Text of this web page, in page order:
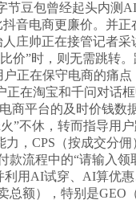
豆包曾经起头内
音电商更廉价。并
庄帅正在接管记者
”时，则无需跳转
正在保守电商的痛
在淘宝和千问对话
平台的及时价钱
不休，转而指导用
，CPS（按成交分
流程中的“请输入
用AI试穿、AI算
额），特别是